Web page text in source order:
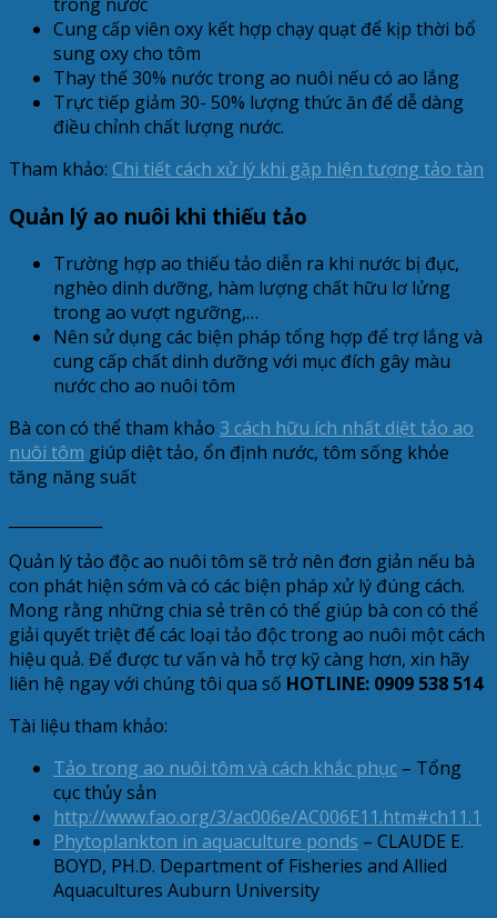
Cung cấp viên oxy kết hợp chạy quạt để kịp thời bổ
sung oxy cho tôm
Thay thế 30% nước trong ao nuôi nếu có ao lắng
Trực tiếp giảm 30- 50% lượng thức ăn để dễ dàng
điều chỉnh chất lượng nước.
Tham khảo: Chi tiết cách xử lý khi gặp hiện tượng tảo tàn
Quản lý ao nuôi khi thiếu tảo
Trường hợp ao thiếu tảo diễn ra khi nước bị đục,
nghèo dinh dưỡng, hàm lượng chất hữu lơ lửng
trong ao vượt ngưỡng,…
Nên sử dụng các biện pháp tổng hợp để trợ lắng và
cung cấp chất dinh dưỡng với mục đích gây màu
nước cho ao nuôi tôm
Bà con có thể tham khảo 3 cách hữu ích nhất diệt tảo ao
nuôi tôm giúp diệt tảo, ổn định nước, tôm sống khỏe
tăng năng suất
Quản lý tảo độc ao nuôi tôm sẽ trở nên đơn giản nếu bà
con phát hiện sớm và có các biện pháp xử lý đúng cách.
Mong rằng những chia sẻ trên có thể giúp bà con có thể
giải quyết triệt để các loại tảo độc trong ao nuôi một cách
hiệu quả. Để được tư vấn và hỗ trợ kỹ càng hơn, xin hãy
liên hệ ngay với chúng tôi qua số HOTLINE: 0909 538 514
Tài liệu tham khảo:
Tảo trong ao nuôi tôm và cách khắc phục – Tổng
cục thủy sản
http://www.fao.org/3/ac006e/AC006E11.htm#ch11.1
Phytoplankton in aquaculture ponds – CLAUDE E.
BOYD, PH.D. Department of Fisheries and Allied
Aquacultures Auburn University